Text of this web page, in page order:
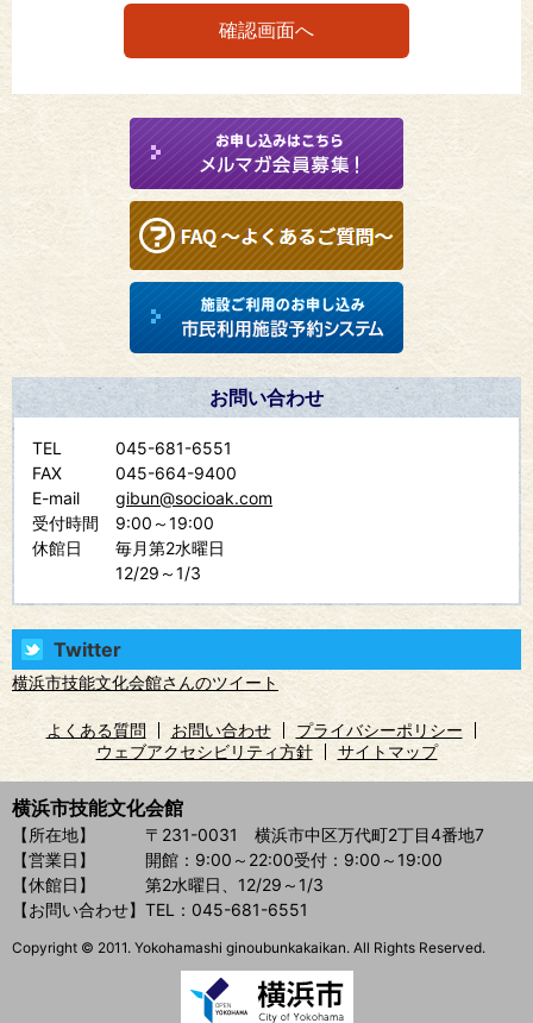
お問い合わせ
TEL
045-681-6551
FAX
045-664-9400
E-mail
gibun@socioak.com
受付時間
9:00～19:00
休館日
毎月第2水曜日
12/29～1/3
Twitter
横浜市技能文化会館さんのツイート
よくある質問 お問い合わせ
プライバシーポリシー
ウェブアクセシビリティ方針
サイトマップ
横浜市技能文化会館
【所在地】
〒231-0031 横浜市中区万代町2丁目4番地7
【営業日】
開館：9:00～22:00受付：9:00～19:00
【休館日】
第2水曜日、12/29～1/3
【お問い合わせ】 TEL：045-681-6551
Copyright © 2011. Yokohamashi ginoubunkakaikan. All Rights Reserved.